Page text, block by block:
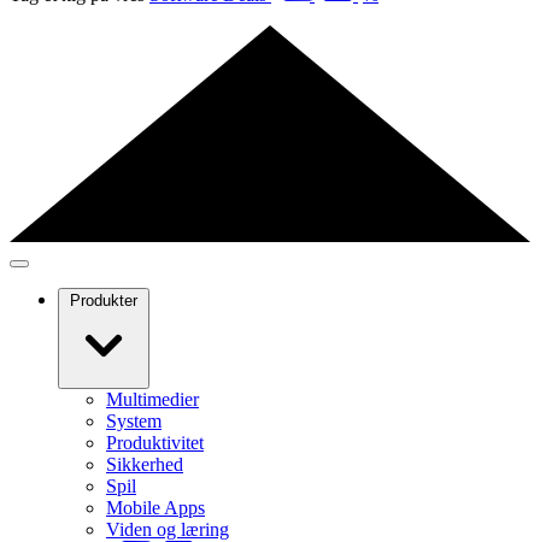
Produkter
Multimedier
System
Produktivitet
Sikkerhed
Spil
Mobile Apps
Viden og læring